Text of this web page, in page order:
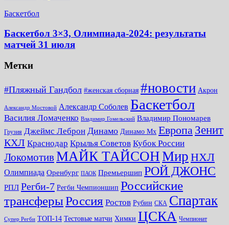
Баскетбол
Баскетбол 3×3, Олимпиада-2024: результаты
матчей 31 июля
Метки
#Пляжный Гандбол #женская сборная #новости Акрон
Александр Мостовой Александр Соболев Баскетбол
Василия Ломаченко Владимир Гомельский Владимир Пономарев
Грузия Джеймс Леброн Динамо Динамо Мх Европа Зенит
КХЛ Краснодар Крылья Советов Кубок России
ЛокомотивМАЙК ТАЙСОНМир НХЛ
Олимпиада Оренбург ПАОК Премьершип РОЙ ДЖОНС
РПЛ Регби-7 Регби Чемпионшип Российские
трансферыРоссия Ростов Рубин СКА Спартак
Супер Регби ТОП-14 Тестовые матчи Химки ЦСКА Чемпионат